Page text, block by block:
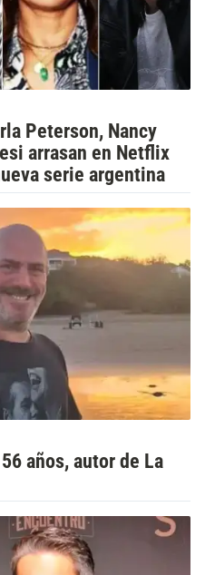
Peterson, Nancy
arrasan en Netflix
serie argentina
años, autor de La